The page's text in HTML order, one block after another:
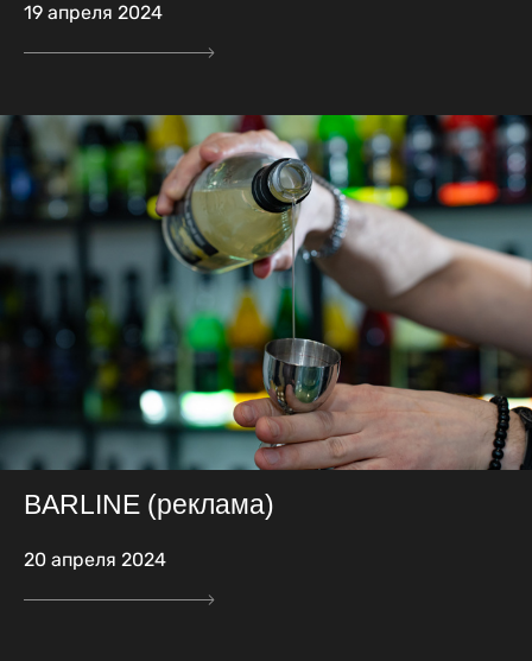
19 апреля 2024
BARLINE (реклама)
20 апреля 2024